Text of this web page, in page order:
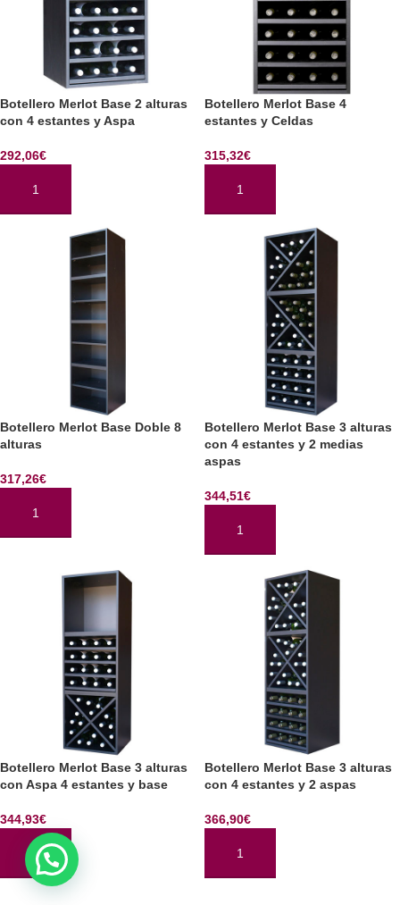
Botellero Merlot Base 2 alturas
con 4 estantes y Aspa
292,06€
AÑADIR AL CARRITO
Botellero Merlot Base 4
estantes y Celdas
315,32€
AÑADIR AL CARRITO
Botellero Merlot Base Doble 8
alturas
317,26€
AÑADIR AL CARRITO
Botellero Merlot Base 3 alturas
con 4 estantes y 2 medias
aspas
344,51€
AÑADIR AL CARRITO
Botellero Merlot Base 3 alturas
con Aspa 4 estantes y base
344,93€
AÑADIR AL CARRITO
Botellero Merlot Base 3 alturas
con 4 estantes y 2 aspas
366,90€
AÑADIR AL CARRITO